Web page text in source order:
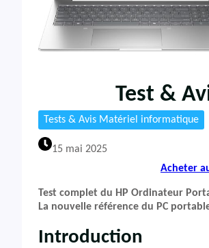
Test &
Tests & Avis Matériel informatique
15 mai 2025
Acheter
Test complet du HP Ordinateur
La nouvelle référence du PC
Introduction